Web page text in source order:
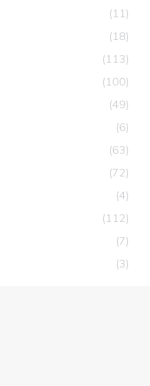
(11)
(18)
(113)
(100)
(49)
(6)
(63)
(72)
(4)
(112)
(7)
(3)